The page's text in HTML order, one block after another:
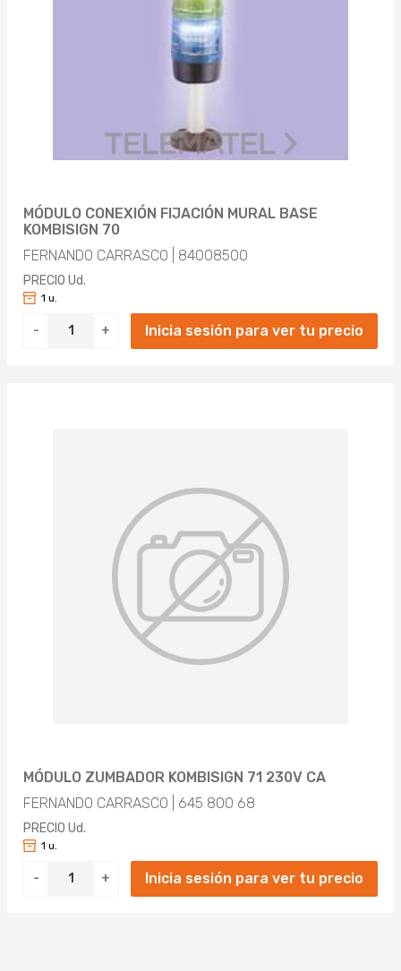
MÓDULO CONEXIÓN FIJACIÓN MURAL BASE
KOMBISIGN 70
FERNANDO CARRASCO | 84008500
PRECIO Ud.
- +
1 u.
Inicia sesión para ver tu precio
MÓDULO ZUMBADOR KOMBISIGN 71 230V CA
FERNANDO CARRASCO | 645 800 68
PRECIO Ud.
- +
1 u.
Inicia sesión para ver tu precio